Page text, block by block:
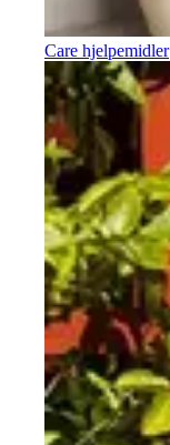
Care hjelpemidler